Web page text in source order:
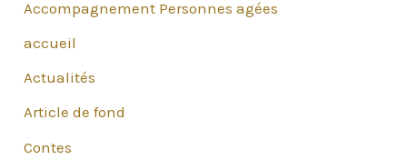
Accompagnement Personnes agées
accueil
Actualités
Article de fond
Contes